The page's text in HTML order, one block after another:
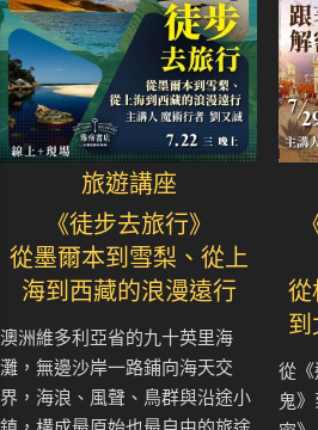
旅遊講座
《徒步去旅行》
從墨爾本到雪梨、從上
海到西藏的浪漫遠行
澳洲維多利亞省的九十英里海
灘，無邊沙岸一路鋪向海天交
界，海浪、風聲、鳥群與沿途小
從
從《
鬼